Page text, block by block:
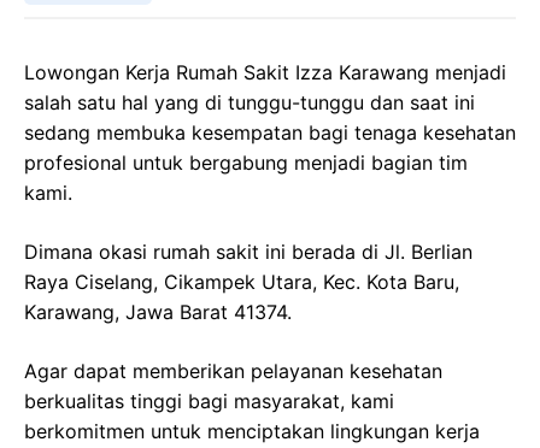
Lowongan Kerja Rumah Sakit Izza Karawang menjadi
salah satu hal yang di tunggu-tunggu dan saat ini
sedang membuka kesempatan bagi tenaga kesehatan
profesional untuk bergabung menjadi bagian tim
kami.
Dimana okasi rumah sakit ini berada di Jl. Berlian
Raya Ciselang, Cikampek Utara, Kec. Kota Baru,
Karawang, Jawa Barat 41374.
Agar dapat memberikan pelayanan kesehatan
berkualitas tinggi bagi masyarakat, kami
berkomitmen untuk menciptakan lingkungan kerja